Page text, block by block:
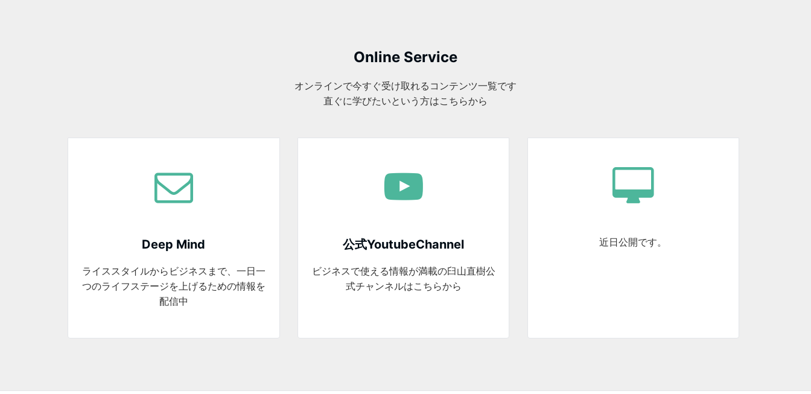
Online Service
オンラインで今すぐ受け取れるコンテンツ一覧です
直ぐに学びたいという方はこちらから
Deep Mind
ライススタイルからビジネスまで、一日一
つのライフステージを上げるための情報を
配信中
公式YoutubeChannel
ビジネスで使える情報が満載の臼山直樹公
式チャンネルはこちらから
近日公開です。